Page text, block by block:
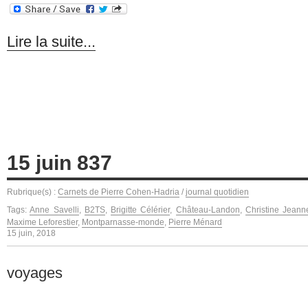
Lire la suite...
15 juin 837
Rubrique(s) : Carnets de Pierre Cohen-Hadria / journal quotidien
Tags:Anne Savelli, B2TS, Brigitte Célérier, Château-Landon, Christine
Maxime Leforestier, Montparnasse-monde, Pierre Ménard
15 juin, 2018
voyages